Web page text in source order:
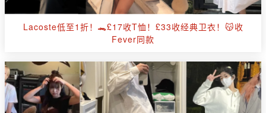
Lacoste低至1折！🐊£17收T恤！£33收经典卫衣！😽收
Fever同款